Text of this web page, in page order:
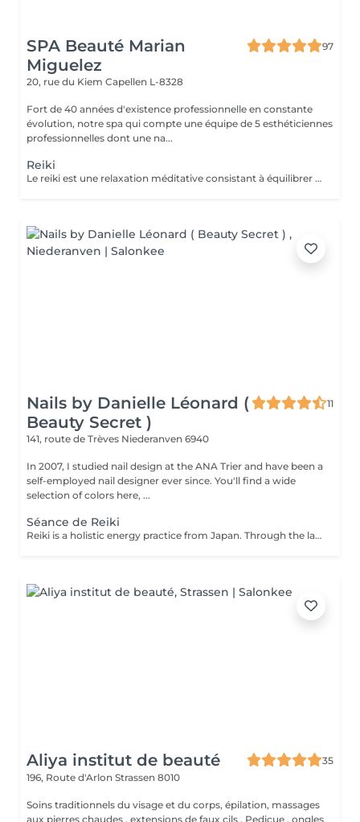
SPA Beauté Marian
Miguelez
97
20, rue du Kiem Capellen L-8328
Fort de 40 années d'existence professionnelle en constante
évolution, notre spa qui compte une équipe de 5 esthéticiennes
professionnelles dont une na...
Reiki
Le reiki est une relaxation méditative consistant à équilibrer les énergies de la personne, pour qu'elle trouve un apaisement durable et profond au niveau de son corps, de son psychique et de son émotionnel. Elle utilise un toucher sur des points spécifiques du circuit énergétique du corps et favorise ainsi l'émergence des potentiels naturels solutionnant. Le praticien capte l'énergie universelle du cosmos et de la terre et la transmet au receveur par l'imposition des mains. L'énergie circule alors dans tout le corps du receveur : elle aligne, nettoie, équilibre, transforme, soigne ce qui peut l'être pendant le soin.Le Reiki agit sur la totalité de l'individu et donc sur ses indivisibles composantes mentale, physique, émotionnelle et spirituelle. Comment se déroule une séance Reiki ? Le receveur reste habillé, se déchausse et s'installe confortablement sur une table de massage. Le praticien pose légèrement ses mains sur les chakras (roues d'énergie) du receveur, pendant environ 3 minutes par position. Durant la première demi-heure, le receveur est couché sur le dos. Puis il se tourne sur le ventre. La séance est généralement accompagnée d'une musique douce et relaxante.
Nails by Danielle Léonard (
Beauty Secret )
11
141, route de Trèves Niederanven 6940
In 2007, I studied nail design at the ANA Trier and have been a
self-employed nail designer ever since. You'll find a wide
selection of colors here, ...
Séance de Reiki
Reiki is a holistic energy practice from Japan. Through the laying on of hands, the flow of energy in the body is harmonized and the self-healing powers are activated.
Aliya institut de beauté
35
196, Route d'Arlon Strassen 8010
Soins traditionnels du visage et du corps, épilation, massages
aux pierres chaudes , extensions de faux cils , Pedicue , ongles